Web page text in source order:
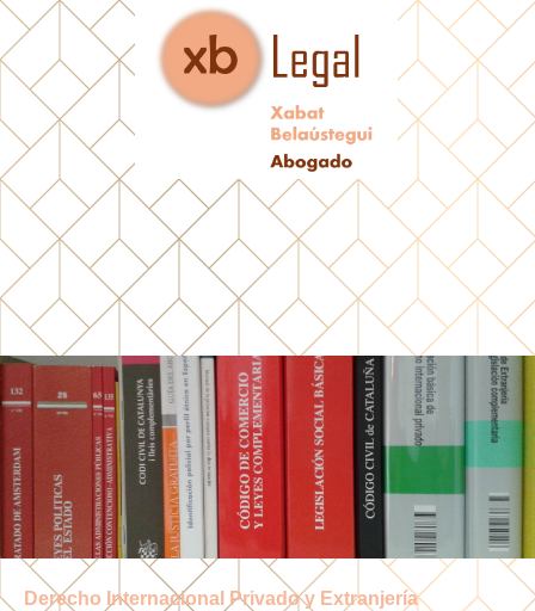
Derecho Internacional Privadoy Extranjería